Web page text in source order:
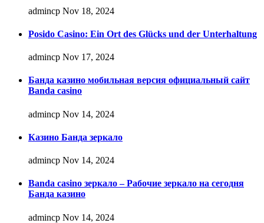
admincp Nov 18, 2024
Posido Casino: Ein Ort des Glücks und der Unterhaltung
admincp Nov 17, 2024
Банда казино мобильная версия официальный сайт
Banda casino
admincp Nov 14, 2024
Казино Банда зеркало
admincp Nov 14, 2024
Banda casino зеркало – Рабочие зеркало на сегодня
Банда казино
admincp Nov 14, 2024